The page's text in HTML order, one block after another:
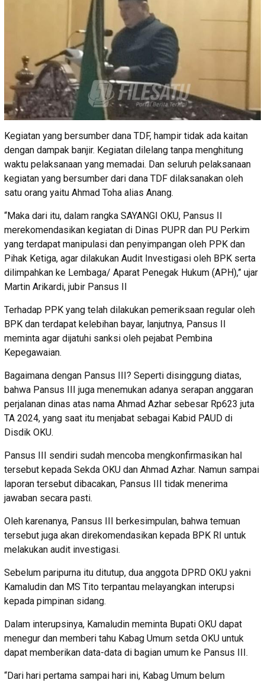
Kegiatan yang bersumber dana TDF, hampir tidak ada kaitan
dengan dampak banjir. Kegiatan dilelang tanpa menghitung
waktu pelaksanaan yang memadai. Dan seluruh pelaksanaan
kegiatan yang bersumber dari dana TDF dilaksanakan oleh
satu orang yaitu Ahmad Toha alias Anang.
“Maka dari itu, dalam rangka SAYANGI OKU, Pansus II
merekomendasikan kegiatan di Dinas PUPR dan PU Perkim
yang terdapat manipulasi dan penyimpangan oleh PPK dan
Pihak Ketiga, agar dilakukan Audit Investigasi oleh BPK serta
dilimpahkan ke Lembaga/ Aparat Penegak Hukum (APH),” ujar
Martin Arikardi, jubir Pansus II
Terhadap PPK yang telah dilakukan pemeriksaan regular oleh
BPK dan terdapat kelebihan bayar, lanjutnya, Pansus II
meminta agar dijatuhi sanksi oleh pejabat Pembina
Kepegawaian.
Bagaimana dengan Pansus III? Seperti disinggung diatas,
bahwa Pansus III juga menemukan adanya serapan anggaran
perjalanan dinas atas nama Ahmad Azhar sebesar Rp623 juta
TA 2024, yang saat itu menjabat sebagai Kabid PAUD di
Disdik OKU.
Pansus III sendiri sudah mencoba mengkonfirmasikan hal
tersebut kepada Sekda OKU dan Ahmad Azhar. Namun sampai
laporan tersebut dibacakan, Pansus III tidak menerima
jawaban secara pasti.
Oleh karenanya, Pansus III berkesimpulan, bahwa temuan
tersebut juga akan direkomendasikan kepada BPK RI untuk
melakukan audit investigasi.
Sebelum paripurna itu ditutup, dua anggota DPRD OKU yakni
Kamaludin dan MS Tito terpantau melayangkan interupsi
kepada pimpinan sidang.
Dalam interupsinya, Kamaludin meminta Bupati OKU dapat
menegur dan memberi tahu Kabag Umum setda OKU untuk
dapat memberikan data-data di bagian umum ke Pansus III.
“Dari hari pertama sampai hari ini, Kabag Umum belum